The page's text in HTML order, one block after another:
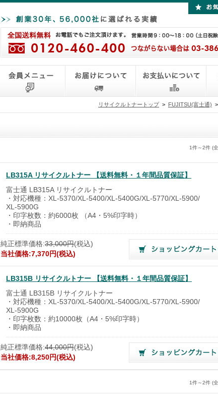
リサイクルトナートップ > FUJITSU(富士通) >
1件～2件 (
LB315A リサイクルトナー 【送料無料・１年間品質保証】
富士通 LB315A リサイクルトナー
・対応機種：XL-5370/XL-5400/XL-5400G/XL-5770/XL-5900/
XL-5900G
・印字枚数：約6000枚 （A4・5%印字時）
・即納商品
純正標準価格:33,000円(税込)
当社価格:7,370円(税込)
LB315B リサイクルトナー 【送料無料・１年間品質保証】
富士通 LB315B リサイクルトナー
・対応機種：XL-5370/XL-5400/XL-5400G/XL-5770/XL-5900/
XL-5900G
・印字枚数：約10000枚（A4・5%印字時）
・即納商品
純正標準価格:44,000円(税込)
当社価格:8,250円(税込)
1件～2件 (